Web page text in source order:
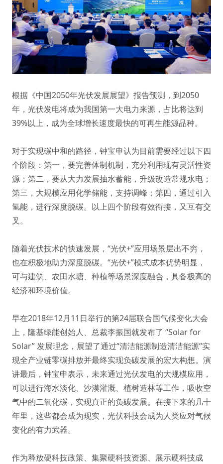
根据《中国2050年光伏发展展望》报告预测，到2050
年，光伏发电将成为我国第一大电力来源，占比将达到
39%以上，成为全球增长速度最快的可再生能源品种。
对于实现碳中和的路径，钟宝申认为目前需要经过以下四
个阶段：第一，要完善体制机制，充分利用现有灵活性资
源；第二，要从大力发展抽水蓄能，升级改造常规水电；
第三，大规模应用化学储能，支持调峰；第四，通过引入
氢能，进行深度脱碳。以上四个阶段有效衔接，又互有交
叉。
随着光伏技术的快速发展，“光伏+”应用场景层出不穷，
也在积极地助力深度脱碳。“光伏+”模式成本优势明显，
可与建筑、农田水塘、种植等场景深度融合，具备极高的
经济和环境价值。
早在2018年12月11日举行的第24届联合国气候变化大会
上，隆基绿能创始人、总裁李振国就发布了 “Solar for
Solar” 发展理念，展望了通过“清洁能源制造清洁能源”实
现全产业链零碳排放并最终实现负碳发展的宏大构想。演
讲最后，钟宝申表示，未来通过光伏发电的大规模应用，
可以进行海水淡化、沙漠灌溉、植树造林等工作，吸收空
气中的二氧化碳，实现真正的负碳发展。在接下来的几十
年里，这些都会成为现实，光伏科技会成为人类应对气候
变化的有力武器。
作为释放硬科技政策、集聚硬科技资源、展示硬科技成